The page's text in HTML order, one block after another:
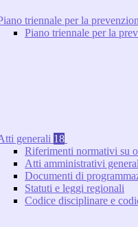
triennale per la
Piano triennale per la
generali 18
Riferimenti normativi su
Atti amministrativi
Documenti di
Statuti e leggi regionali
Codice disciplinare e